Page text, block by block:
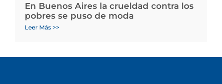
En Buenos Aires la crueldad contra los
pobres se puso de moda
Leer Más >>